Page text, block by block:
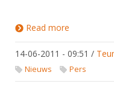
Read more
14-06-2011 - 09:51 /
Nieuws Pers